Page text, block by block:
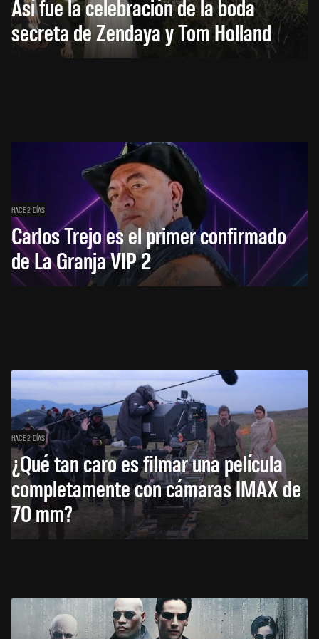
Así fue la celebración de la boda
secreta de Zendaya y Tom Holland
HACE 2 DÍAS
Carlos Trejo es el primer confirmado
de La Granja VIP 2
HACE 2 DÍAS
¿Qué tan caro es filmar una película
completamente con cámaras IMAX de
70 mm?